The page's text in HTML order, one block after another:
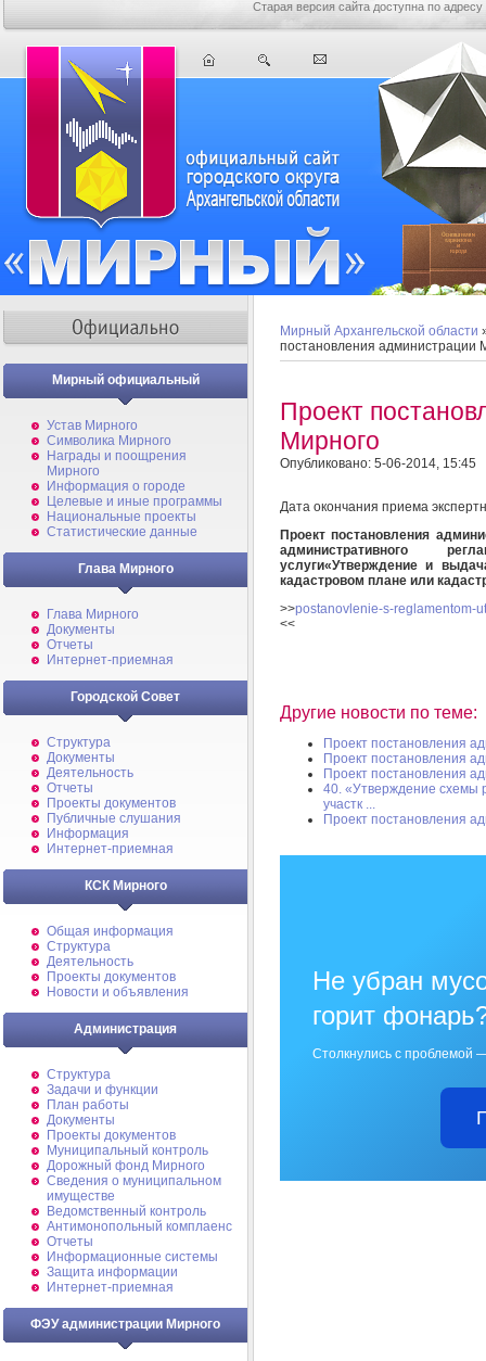
Старая версия сайта доступна по адресу
Мирный официальный
Устав Мирного
Символика Мирного
Награды и поощрения
Мирного
Информация о городе
Целевые и иные программы
Национальные проекты
Статистические данные
Глава Мирного
Глава Мирного
Документы
Отчеты
Интернет-приемная
Городской Совет
Структура
Документы
Деятельность
Отчеты
Проекты документов
Публичные слушания
Информация
Интернет-приемная
КСК Мирного
Общая информация
Структура
Деятельность
Проекты документов
Новости и объявления
Администрация
Структура
Задачи и функции
План работы
Документы
Проекты документов
Муниципальный контроль
Дорожный фонд Мирного
Cведения о муниципальном
имуществе
Ведомственный контроль
Антимонопольный комплаенс
Отчеты
Информационные системы
Защита информации
Интернет-приемная
ФЭУ администрации Мирного
Мирный Архангельской области
постановления администрации
Проект
Мирного
Опубликовано: 5-06-2014, 15:45
Дата окончания приема
Проект постановления
административного
услуги«Утверждение и
кадастровом плане или
>>postanovlenie-s-reglamentom-
<<
Другие новости по теме:
Проект постановления
Проект постановления
Проект постановления
40. «Утверждение схемы
участк ...
Проект постановления
Не убран
горит
Столкнулись с проблемой